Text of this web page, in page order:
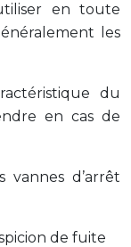
en toute
les
du
en cas de
vannes d’arrêt
de fuite